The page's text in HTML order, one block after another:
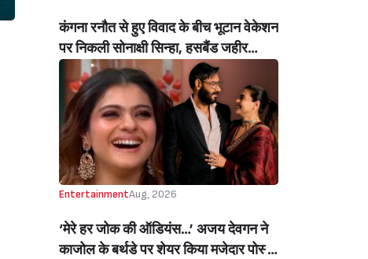
कंगना रनौत से हुए विवाद के बीच भूटान वेकेशन
पर निकली सोनाक्षी सिन्हा, हसबैंड जहीर
इकबाल और इन लॉज संग क्वालिटी टाइम स्पेंड
करती हुई नज़र आईं एक्ट्रेस, वायरल हुईं
तस्वीरें और वीडियोज (Amid Clash With
Kangana Ranaut Sonakshi Sinha
Spends Quality Time With Husband
Zaheer Iqbal & In Laws In Bhutan)
EntertainmentAug, 2026
‘मेरे हर जोक की ऑडियंस…’ अजय देवगन ने
काजोल के बर्थडे पर शेयर किया मजेदार पोस्ट,